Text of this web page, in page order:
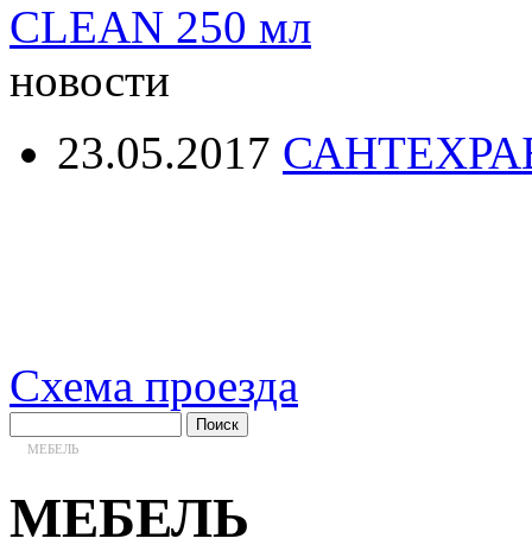
CLEAN 250 мл
новости
23.05.2017
Схема проезда
МЕБЕЛЬ
МЕБЕЛЬ